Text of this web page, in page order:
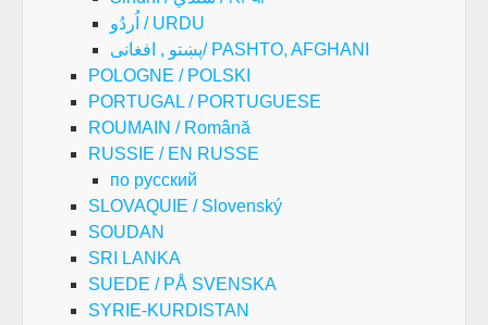
اُردُو / URDU
پښتو , افغانی/ PASHTO, AFGHANI
POLOGNE / POLSKI
PORTUGAL / PORTUGUESE
ROUMAIN / Română
RUSSIE / EN RUSSE
по русский
SLOVAQUIE / Slovenský
SOUDAN
SRI LANKA
SUEDE / PÅ SVENSKA
SYRIE-KURDISTAN